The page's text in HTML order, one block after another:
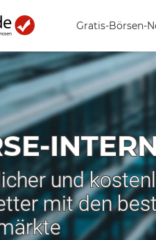
Gratis-Börsen-
und
mit den